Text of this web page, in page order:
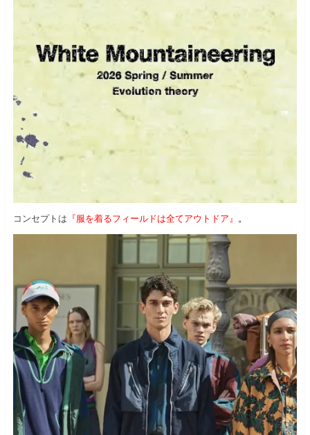
コンセプトは 『服を着るフィールドは全てアウトドア』 。